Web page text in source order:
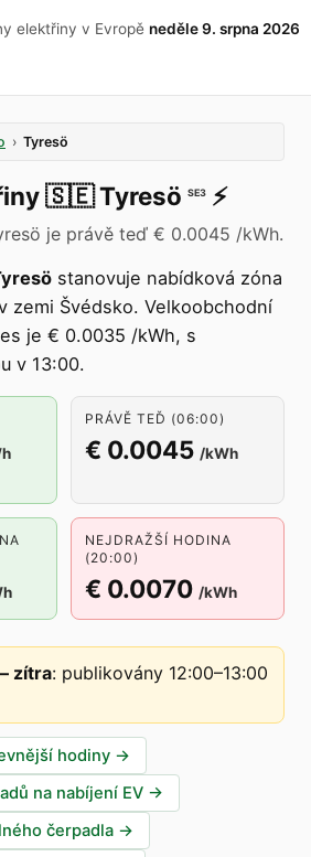
elektřiny v Evropě neděle 9. srpna 2026
› Tyresö
🇸🇪Tyresö SE3 ⚡️
je právě teď € 0.0045 /kWh.
stanovuje nabídková zóna
zemi Švédsko. Velkoobchodní
je € 0.0035 /kWh, s
v 13:00.
PRÁVĚ TEĎ (06:00)
€ 0.0045 /kWh
NEJDRAŽŠÍ HODINA
(20:00)
€ 0.0070 /kWh
zítra: publikovány 12:00–13:00
hodiny →
na nabíjení EV →
čerpadla →